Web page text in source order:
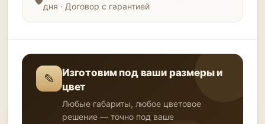
дня · Договор с гарантией
✎
Изготовим под ваши размеры и
цвет
Любые габариты, любое цветовое
решение — точно под ваше